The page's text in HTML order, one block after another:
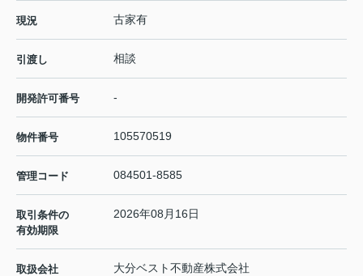
現況 古家有
引渡し 相談
開発許可番号 -
物件番号 105570519
管理コード 084501-8585
取引条件の
有効期限
2026年08月16日
取扱会社
大分ベスト不動産株式会社